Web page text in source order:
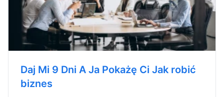
Daj Mi 9 Dni A Ja Pokażę Ci Jak robić
biznes